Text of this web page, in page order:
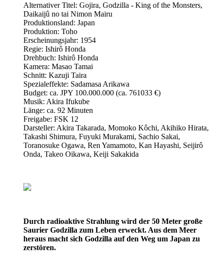
Alternativer Titel: Gojira, Godzilla - King of the Monsters,
Daikaijû no tai Nimon Mairu
Produktionsland: Japan
Produktion: Toho
Erscheinungsjahr: 1954
Regie: Ishirô Honda
Drehbuch: Ishirô Honda
Kamera: Masao Tamai
Schnitt: Kazuji Taira
Spezialeffekte: Sadamasa Arikawa
Budget: ca. JPY 100.000.000 (ca. 761033 €)
Musik: Akira Ifukube
Länge: ca. 92 Minuten
Freigabe: FSK 12
Darsteller: Akira Takarada, Momoko Kôchi, Akihiko Hirata,
Takashi Shimura, Fuyuki Murakami, Sachio Sakai,
Toranosuke Ogawa, Ren Yamamoto, Kan Hayashi, Seijirô
Onda, Takeo Oikawa, Keiji Sakakida
Durch radioaktive Strahlung wird der 50 Meter große
Saurier Godzilla zum Leben erweckt. Aus dem Meer
heraus macht sich Godzilla auf den Weg um Japan zu
zerstören.